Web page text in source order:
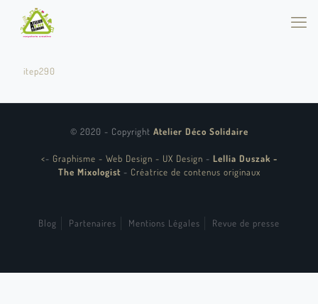
itep290
© 2020 - Copyright Atelier Déco Solidaire
<- Graphisme - Web Design - UX Design - Lellia Duszak -
The Mixologist - Créatrice de contenus originaux
Blog Partenaires Mentions Légales Revue de presse